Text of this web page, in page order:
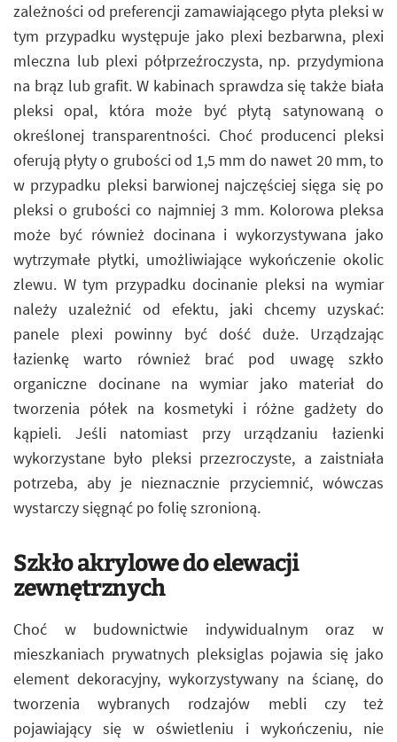
zależności od preferencji zamawiającego płyta pleksi w
tym przypadku występuje jako plexi bezbarwna, plexi
mleczna lub plexi półprzeźroczysta, np. przydymiona
na brąz lub grafit. W kabinach sprawdza się także biała
pleksi opal, która może być płytą satynowaną o
określonej transparentności. Choć producenci pleksi
oferują płyty o grubości od 1,5 mm do nawet 20 mm, to
w przypadku pleksi barwionej najczęściej sięga się po
pleksi o grubości co najmniej 3 mm. Kolorowa pleksa
może być również docinana i wykorzystywana jako
wytrzymałe płytki, umożliwiające wykończenie okolic
zlewu. W tym przypadku docinanie pleksi na wymiar
należy uzależnić od efektu, jaki chcemy uzyskać:
panele plexi powinny być dość duże. Urządzając
łazienkę warto również brać pod uwagę szkło
organiczne docinane na wymiar jako materiał do
tworzenia półek na kosmetyki i różne gadżety do
kąpieli. Jeśli natomiast przy urządzaniu łazienki
wykorzystane było pleksi przezroczyste, a zaistniała
potrzeba, aby je nieznacznie przyciemnić, wówczas
wystarczy sięgnąć po folię szronioną.
Szkło akrylowe do elewacji
zewnętrznych
Choć w budownictwie indywidualnym oraz w
mieszkaniach prywatnych pleksiglas pojawia się jako
element dekoracyjny, wykorzystywany na ścianę, do
tworzenia wybranych rodzajów mebli czy też
pojawiający się w oświetleniu i wykończeniu, nie